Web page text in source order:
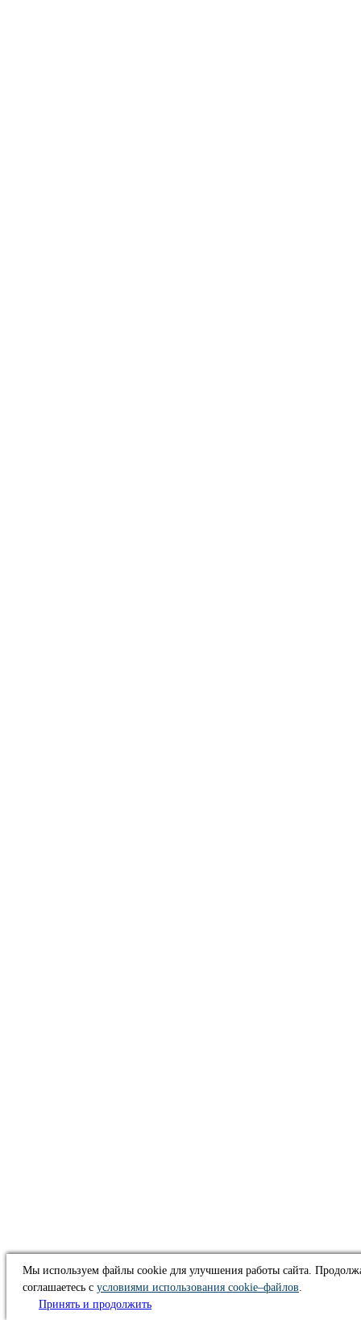
Мы используем файлы cookie для улучшения работы сайта.
соглашаетесь с условиями использования cookie–файлов.
Принять и продолжить